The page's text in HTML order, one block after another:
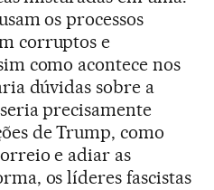
os processos
corruptos e
como acontece nos
dúvidas sobre a
precisamente
de Trump, como
e adiar as
os líderes fascistas